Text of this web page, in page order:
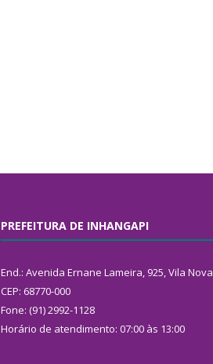
PREFEITURA DE INHANGAPI
End.: Avenida Ernane Lameira, 925, Vila Nova
CEP: 68770-000
Fone: (91) 2992-1128
Horário de atendimento: 07:00 às 13:00